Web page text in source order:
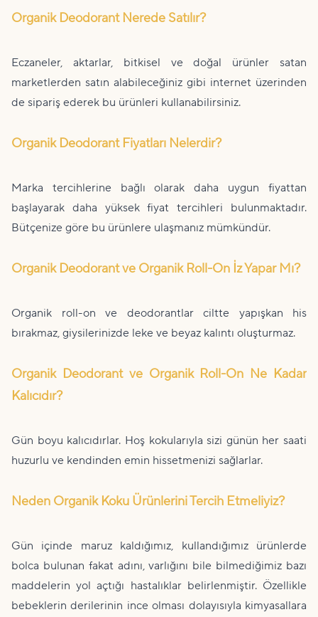
Organik Deodorant Nerede Satılır?
Eczaneler, aktarlar, bitkisel ve doğal ürünler satan
marketlerden satın alabileceğiniz gibi internet üzerinden
de sipariş ederek bu ürünleri kullanabilirsiniz.
Organik Deodorant Fiyatları Nelerdir?
Marka tercihlerine bağlı olarak daha uygun fiyattan
başlayarak daha yüksek fiyat tercihleri bulunmaktadır.
Bütçenize göre bu ürünlere ulaşmanız mümkündür.
Organik Deodorant ve Organik Roll-On İz Yapar Mı?
Organik roll-on ve deodorantlar ciltte yapışkan his
bırakmaz, giysilerinizde leke ve beyaz kalıntı oluşturmaz.
Organik Deodorant ve Organik Roll-On Ne Kadar
Kalıcıdır?
Gün boyu kalıcıdırlar. Hoş kokularıyla sizi günün her saati
huzurlu ve kendinden emin hissetmenizi sağlarlar.
Neden Organik Koku Ürünlerini Tercih Etmeliyiz?
Gün içinde maruz kaldığımız, kullandığımız ürünlerde
bolca bulunan fakat adını, varlığını bile bilmediğimiz bazı
maddelerin yol açtığı hastalıklar belirlenmiştir. Özellikle
bebeklerin derilerinin ince olması dolayısıyla kimyasallara